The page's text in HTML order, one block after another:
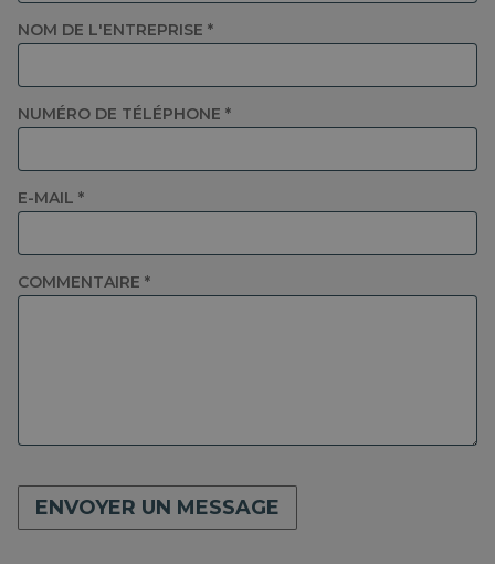
Belgique
France
NOM DE L'ENTREPRISE *
NUMÉRO DE TÉLÉPHONE *
E-MAIL *
COMMENTAIRE *
ENVOYER UN MESSAGE